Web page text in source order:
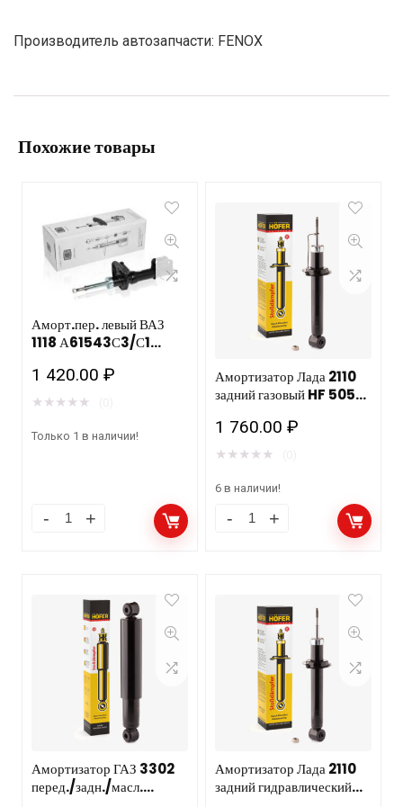
Производитель автозапчасти: FENOX
Похожие товары
Аморт.пер. левый ВАЗ
1118 А61543С3/С1
1 420.00₽
★ ★ ★ ★ ★
Только 1 в наличии!
Амортизатор Лада 2110
задний газовый HF 505
1 760.00₽
★ ★ ★ ★ ★
6 в наличии!
Амортизатор ГАЗ 3302
перед./задн./масл.
Амортизатор Лада 2110
задний гидравлический